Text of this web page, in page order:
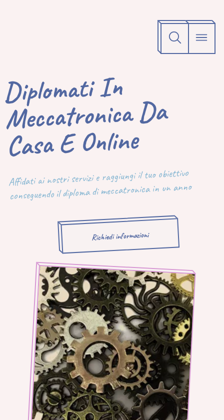
Diplomati In
Meccatronica Da
Casa E Online
Affidati ai nostri servizi e raggiungi il tuo obiettivo
conseguendo il diploma di meccatronica in un anno
Richiedi informazioni